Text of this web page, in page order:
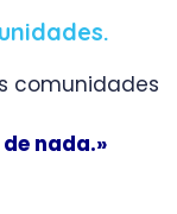
comunidades
nada.»